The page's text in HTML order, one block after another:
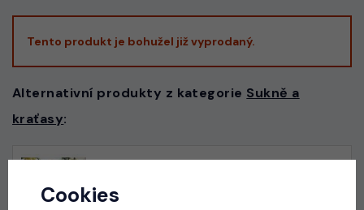
Tento produkt je bohužel již vyprodaný.
Alternativní produkty z kategorie Sukně a
kraťasy:
skladem
Cookies